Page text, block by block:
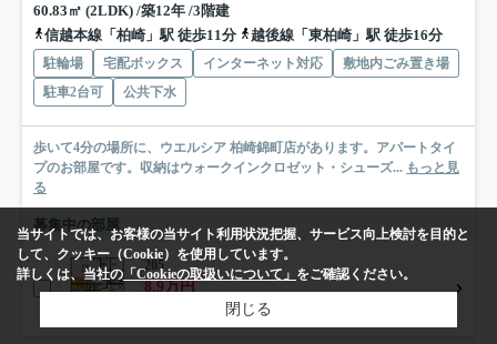
60.83㎡ (2LDK) /築12年 /3階建
信越本線「柏崎」駅 徒歩11分
越後線「東柏崎」駅 徒歩16分
駐輪場 宅配ボックス インターネット対応
敷地内ごみ置き場
駐車2台可
公共下水
歩いて4分の場所に、ウエルシア 柏崎錦町店があります。アパートタイ
プのお部屋です。収納はウォークインクロゼット・シューズ... もっと見
る
募集中の部屋
205
8.9万円
2階 / 60.83㎡ / 2LDK
当サイトでは、お客様の当サイト利用状況把握、サービス向上検討を目的と
して、クッキー（Cookie）を使用しています。
詳しくは、当社の 「Cookieの取扱いについて」 をご確認ください。
閉じる